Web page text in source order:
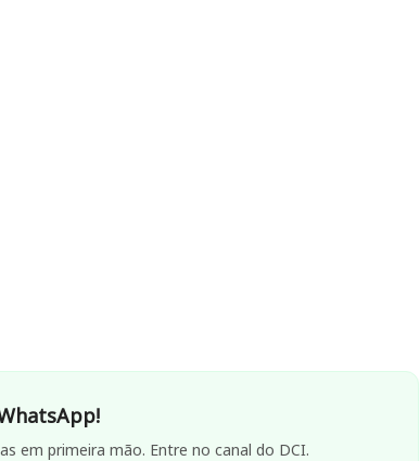
em primeira mão. Entre no canal do DCI.